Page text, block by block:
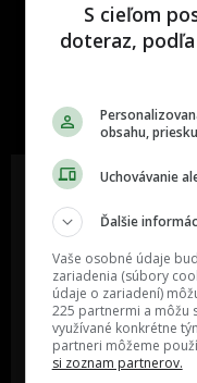
One time
Oslov reklamou viac ako
ľudí v rôznych vekových
kategóriách a na rôznych
sociálnych sieťach a nakopni
biznis alebo produkt.
MÁM ZÁUJEM O
SPOLUPRÁCU
S cieľom
doteraz,
obsahu,
Uchovávanie
Ďalšie
Vaše osobné údaje
zariadenia (súbory
údaje o zariadení)
225 partnermi a môžu
využívané konkrétne
partneri môžeme
si zoznam partnerov.